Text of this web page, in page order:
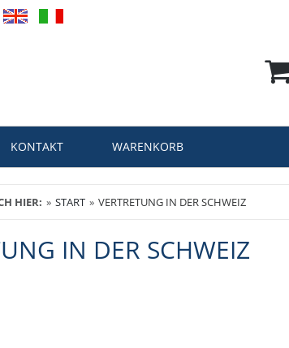
KONTAKT WARENKORB
HIER: START VERTRETUNG IN DER SCHWEIZ
IN DER SCHWEIZ